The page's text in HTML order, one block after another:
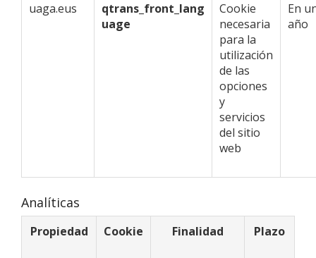
uaga.eus
qtrans_front_lang
uage
Cookie
necesaria
para la
utilización
de las
opciones
y
servicios
del sitio
web
En
año
Analíticas
Propiedad Cookie Finalidad Plazo